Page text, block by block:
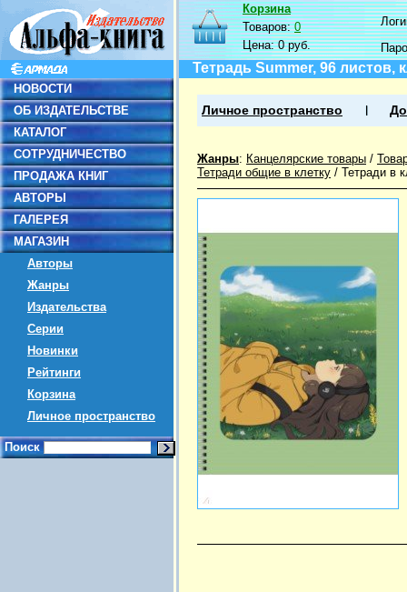
НОВОСТИ
ОБ ИЗДАТЕЛЬСТВЕ
КАТАЛОГ
СОТРУДНИЧЕСТВО
ПРОДАЖА КНИГ
АВТОРЫ
ГАЛЕРЕЯ
МАГАЗИН
Авторы
Жанры
Издательства
Серии
Новинки
Рейтинги
Корзина
Личное пространство
Поиск
Корзина
Товаров:0
Цена:0 руб.
Тетрадь Summer, 96 листов,
Личное пространство
Жанры: Канцелярские товары /
Тетради общие в клетку / Тетради в